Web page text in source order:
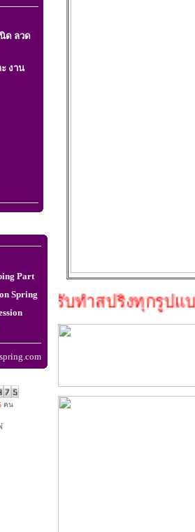
ด ลวด
งาน
Part
Spring
คน
รับทำสปริงทุกรูปแบบ